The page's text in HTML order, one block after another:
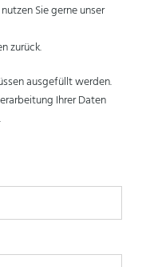
nutzen Sie gerne unser
zurück.
ausgefüllt werden.
Ihrer Daten
.